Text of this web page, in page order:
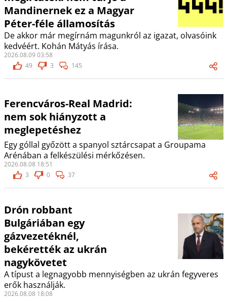
Mandinernek ez a Magyar
Péter-féle államosítás
De akkor már megírnám magunkról az igazat, olvasóink
kedvéért. Kohán Mátyás írása.
2026.08.09 03:58
49
3 145
Ferencváros-Real Madrid:
nem sok hiányzott a
meglepetéshez
Egy góllal győzött a spanyol sztárcsapat a Groupama
Arénában a felkészülési mérkőzésen.
2026.08.08 18:51
3
0 37
Drón robbant
Bulgáriában egy
gázvezetéknél,
bekérették az ukrán
nagykövetet
A típust a legnagyobb mennyiségben az ukrán fegyveres
erők használják.
2026.08.08 18:08